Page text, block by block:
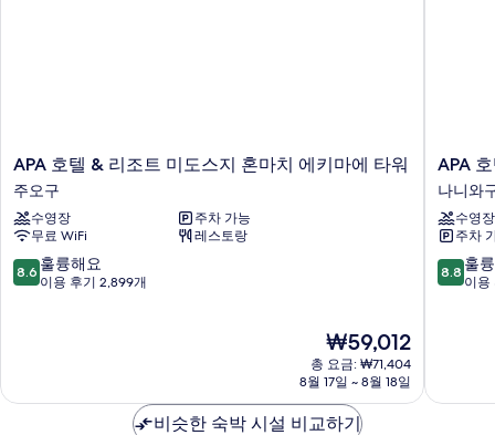
APA
호
텔
&
리
조
트
마
APA 호텔 & 리조트 미도스지 혼마치 에키마에 타워
주오구
수영장
주차 가능
무료 WiFi
레스토랑
10
점
훌
8.6 훌륭해요
이용 후기 2,899개
현
재
요
₩59,012
₩59,012
총 요금: ₩71,404
8월 17일 ~ 8월 18일
APA
호
텔
&
리
조
트
역
APA
나니와
수영장
주차
10
점
훌
8.8 훌
이용
비슷한 숙박 시설 비교하기